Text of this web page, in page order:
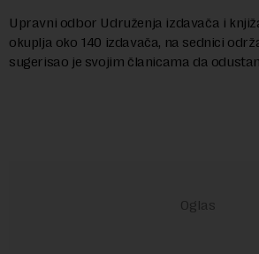
Upravni odbor Udruženja izdavača i
okuplja oko 140 izdavača, na sednici
sugerisao je svojim članicama da